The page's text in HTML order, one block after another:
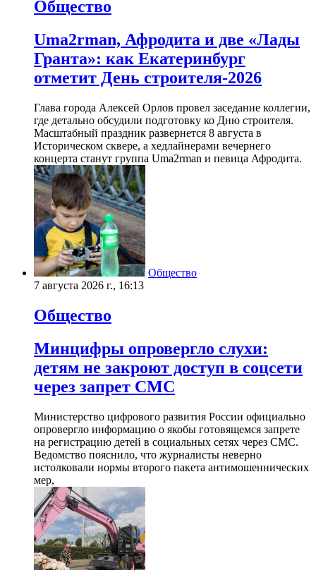
Общество
Uma2rman, Афродита и две «Лады
Гранта»: как Екатеринбург
отметит День строителя-2026
Глава города Алексей Орлов провел заседание коллегии,
где детально обсудили подготовку ко Дню строителя.
Масштабный праздник развернется 8 августа в
Историческом сквере, а хедлайнерами вечернего
концерта станут группа Uma2rman и певица Афродита.
Общество
7 августа 2026 г., 16:13
Общество
Минцифры опровергло слухи:
детям не закроют доступ в соцсети
через запрет СМС
Министерство цифрового развития России официально
опровергло информацию о якобы готовящемся запрете
на регистрацию детей в социальных сетях через СМС.
Ведомство пояснило, что журналисты неверно
истолковали нормы второго пакета антимошеннических
мер,